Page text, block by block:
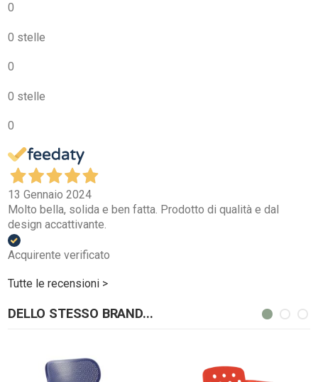
0
0 stelle
0
0 stelle
0
13 Gennaio 2024
Molto bella, solida e ben fatta. Prodotto di qualità e dal
design accattivante.
Acquirente verificato
Tutte le recensioni >
DELLO STESSO BRAND...